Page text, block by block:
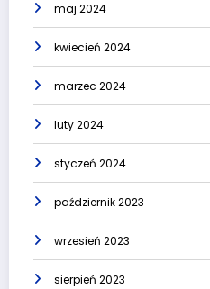
maj 2024
kwiecień 2024
marzec 2024
luty 2024
styczeń 2024
październik 2023
wrzesień 2023
sierpień 2023